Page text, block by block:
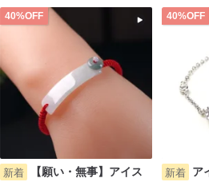
40%OFF
新着
【願い・無事】アイス
40%OFF
新着 ア